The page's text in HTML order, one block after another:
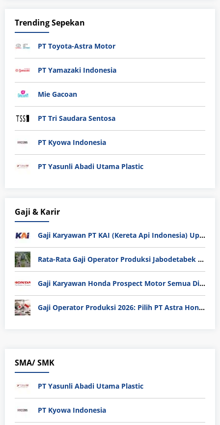
Trending Sepekan
PT Toyota-Astra Motor
PT Yamazaki Indonesia
Mie Gacoan
PT Tri Saudara Sentosa
PT Kyowa Indonesia
PT Yasunli Abadi Utama Plastic
Gaji & Karir
Gaji Karyawan PT KAI (Kereta Api Indonesia) Update 2025
Rata-Rata Gaji Operator Produksi Jabodetabek 2025: Bedah Tuntas UMK, Lemburan, dan Realita Hidup Buruh
Gaji Karyawan Honda Prospect Motor Semua Divisi
Gaji Operator Produksi 2026: Pilih PT Astra Honda Motor (AHM) atau Manufaktur di Jepang?
SMA/ SMK
PT Yasunli Abadi Utama Plastic
PT Kyowa Indonesia